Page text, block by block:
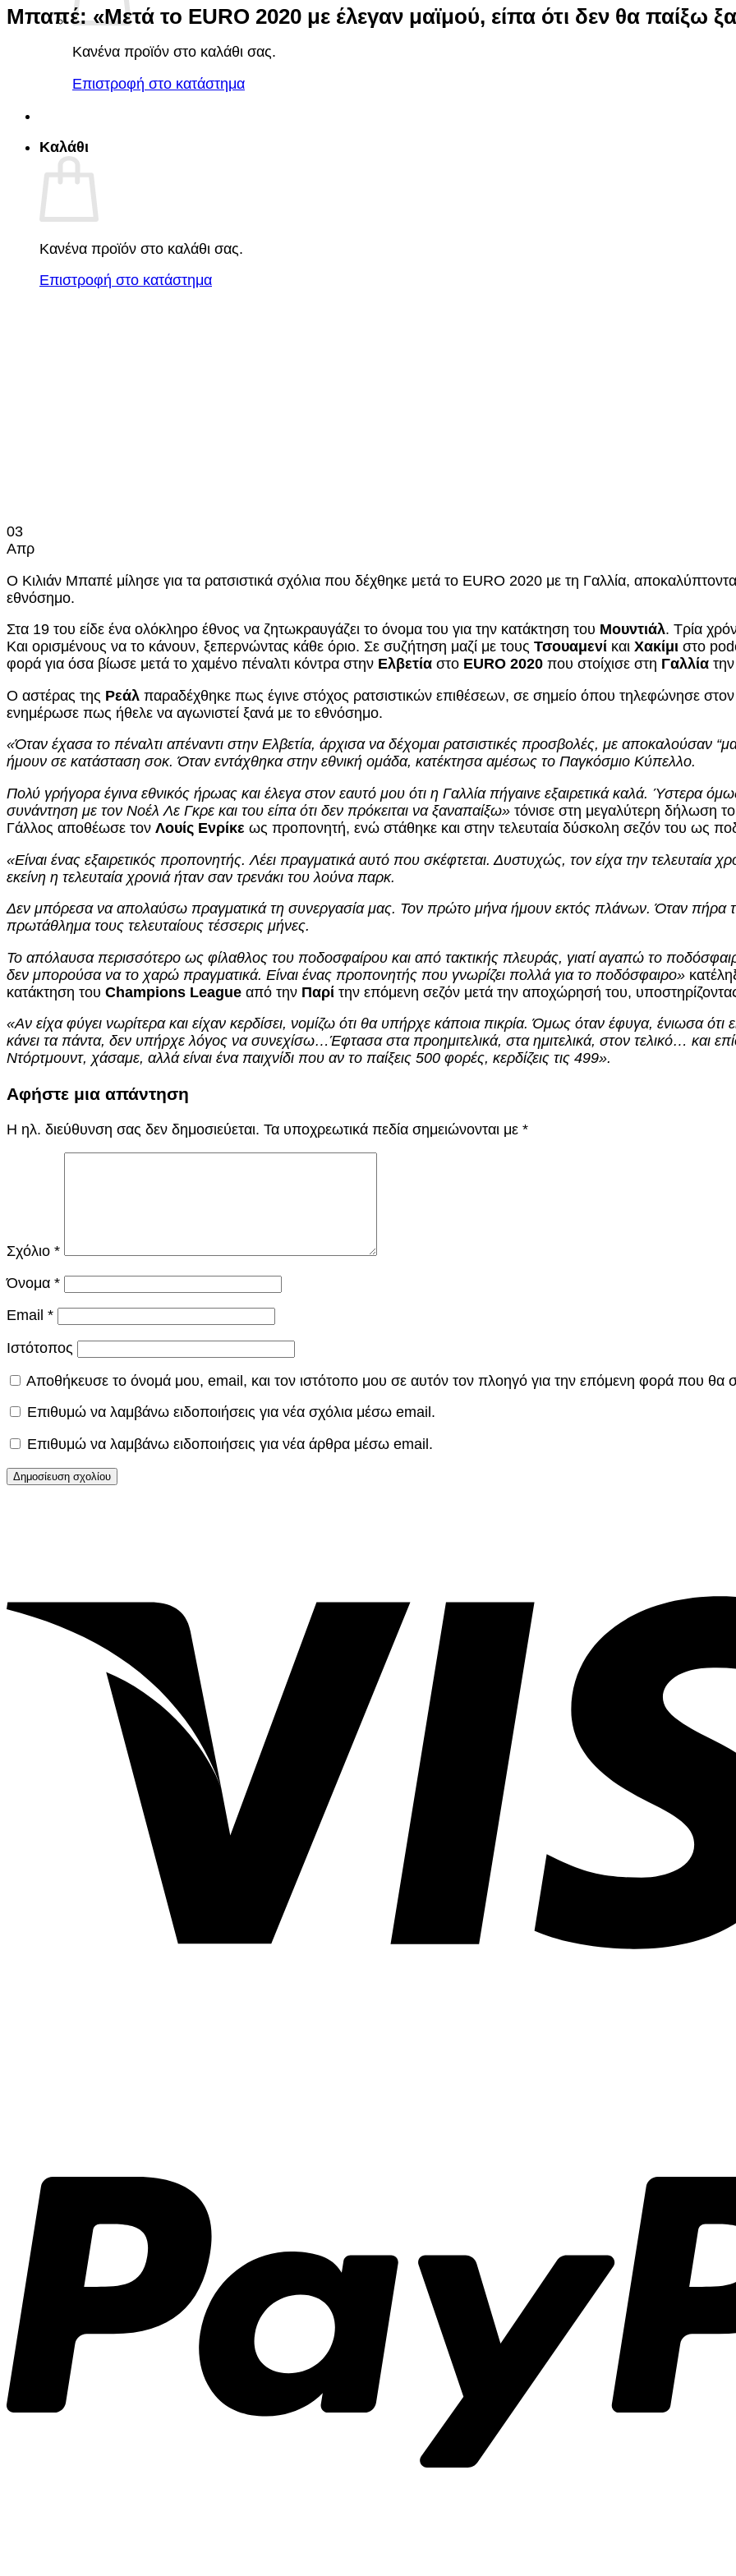
Κανένα προϊόν στο καλάθι σας.
Επιστροφή στο κατάστημα
Καλάθι
Κανένα προϊόν στο καλάθι σας.
Επιστροφή στο κατάστημα
Μπαπέ: «Μετά το EURO 2020 με έλεγαν μαϊμού, είπα ότι δεν θα παίξω
03
Απρ
Ο Κιλιάν Μπαπέ μίλησε για τα ρατσιστικά σχόλια που δέχθηκε μετά το EURO 2020 με τη Γαλλία,
εθνόσημο.
Στα 19 του είδε ένα ολόκληρο έθνος να ζητωκραυγάζει το όνομα του για την κατάκτηση του Μουντιάλ. Τρία
Και ορισμένους να το κάνουν, ξεπερνώντας κάθε όριο. Σε συζήτηση μαζί με τους Τσουαμενί και Χακίμι στο
φορά για όσα βίωσε μετά το χαμένο πέναλτι κόντρα στην Ελβετία στο EURO 2020 που στοίχισε στη Γαλλία
Ο αστέρας της Ρεάλ παραδέχθηκε πως έγινε στόχος ρατσιστικών επιθέσεων, σε σημείο όπου τηλεφώνησε
ενημέρωσε πως ήθελε να αγωνιστεί ξανά με το εθνόσημο.
«Όταν έχασα το πέναλτι απέναντι στην Ελβετία, άρχισα να δέχομαι ρατσιστικές προσβολές, με αποκαλούσαν
ήμουν σε κατάσταση σοκ. Όταν εντάχθηκα στην εθνική ομάδα, κατέκτησα αμέσως το Παγκόσμιο Κύπελλο.
Πολύ γρήγορα έγινα εθνικός ήρωας και έλεγα στον εαυτό μου ότι η Γαλλία πήγαινε εξαιρετικά καλά. Ύστερα
συνάντηση με τον Νοέλ Λε Γκρε και του είπα ότι δεν πρόκειται να ξαναπαίξω» τόνισε στη μεγαλύτερη δήλωση
Γάλλος αποθέωσε τον Λουίς Ενρίκε ως προπονητή, ενώ στάθηκε και στην τελευταία δύσκολη σεζόν του ως
«Είναι ένας εξαιρετικός προπονητής. Λέει πραγματικά αυτό που σκέφτεται. Δυστυχώς, τον είχα την τελευταία
εκείνη η τελευταία χρονιά ήταν σαν τρενάκι του λούνα παρκ.
Δεν μπόρεσα να απολαύσω πραγματικά τη συνεργασία μας. Τον πρώτο μήνα ήμουν εκτός πλάνων. Όταν πήρα
πρωτάθλημα τους τελευταίους τέσσερις μήνες.
Το απόλαυσα περισσότερο ως φίλαθλος του ποδοσφαίρου και από τακτικής πλευράς, γιατί αγαπώ το
δεν μπορούσα να το χαρώ πραγματικά. Είναι ένας προπονητής που γνωρίζει πολλά για το ποδόσφαιρο»
κατάκτηση του Champions League από την Παρί την επόμενη σεζόν μετά την αποχώρησή του, υποστηρίζοντας
«Αν είχα φύγει νωρίτερα και είχαν κερδίσει, νομίζω ότι θα υπήρχε κάποια πικρία. Όμως όταν έφυγα, ένιωσα ότι
κάνει τα πάντα, δεν υπήρχε λόγος να συνεχίσω…Έφτασα στα προημιτελικά, στα ημιτελικά, στον τελικό… και
Ντόρτμουντ, χάσαμε, αλλά είναι ένα παιχνίδι που αν το παίξεις 500 φορές, κερδίζεις τις 499».
Αφήστε μια απάντηση
Η ηλ. διεύθυνση σας δεν δημοσιεύεται. Τα υποχρεωτικά πεδία σημειώνονται με *
Σχόλιο *
Όνομα *
Email *
Ιστότοπος
Αποθήκευσε το όνομά μου, email, και τον ιστότοπο μου σε αυτόν τον πλοηγό για την επόμενη φορά που θα
Επιθυμώ να λαμβάνω ειδοποιήσεις για νέα σχόλια μέσω email.
Επιθυμώ να λαμβάνω ειδοποιήσεις για νέα άρθρα μέσω email.